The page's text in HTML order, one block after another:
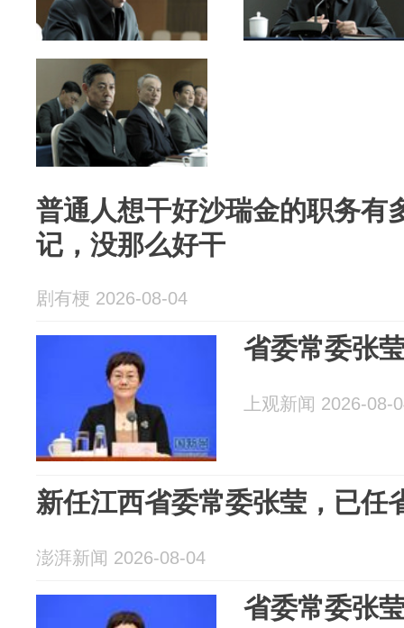
普通人想干好沙瑞金的职务有
记，没那么好干
剧有梗 2026-08-04
省委常委张
上观新闻 2026-08-
新任江西省委常委张莹，已任
澎湃新闻 2026-08-04
省委常委张